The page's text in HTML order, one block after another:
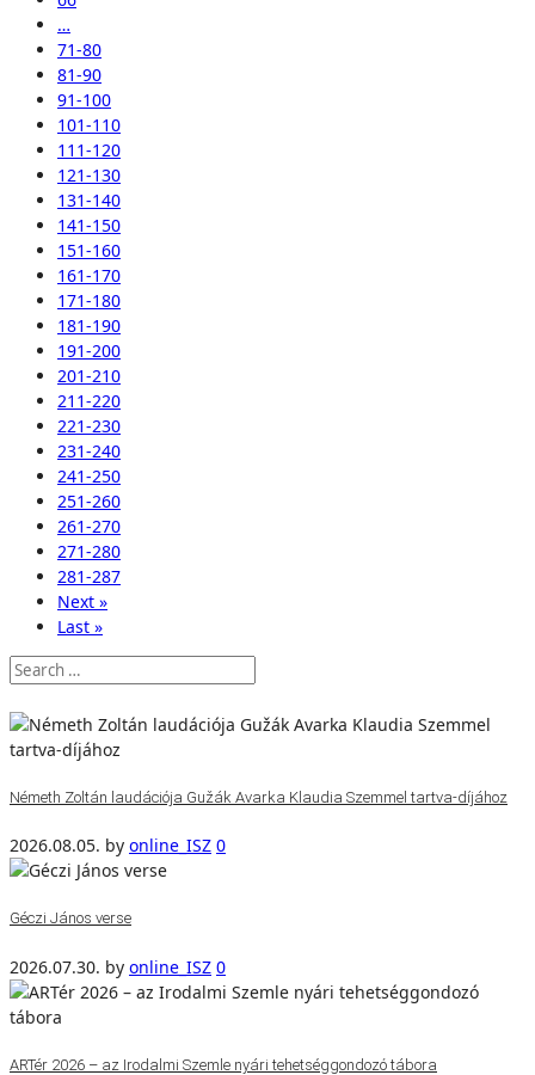
…
71-80
81-90
91-100
101-110
111-120
121-130
131-140
141-150
151-160
161-170
171-180
181-190
191-200
201-210
211-220
221-230
231-240
241-250
251-260
261-270
271-280
281-287
Next »
Last »
Németh Zoltán laudációja Gužák Avarka Klaudia Szemmel tartva-díjához
2026.08.05. by online_ISZ 0
Géczi János verse
2026.07.30. by online_ISZ 0
ARTér 2026 – az Irodalmi Szemle nyári tehetséggondozó tábora